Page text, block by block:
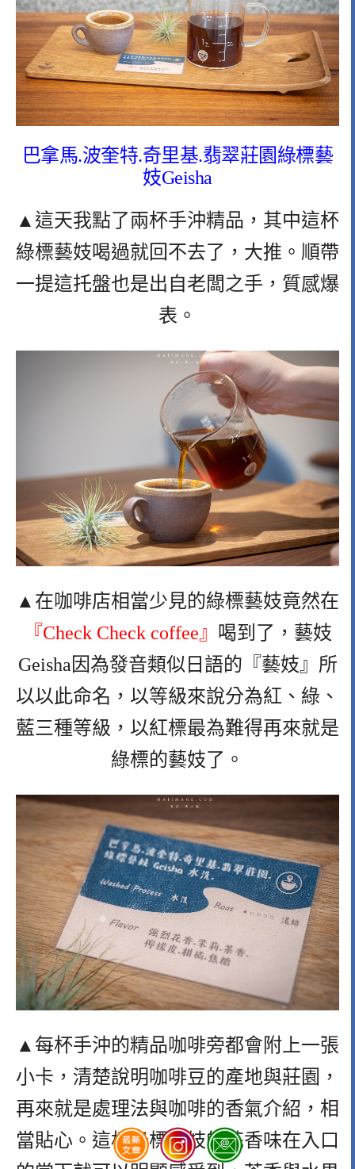
巴拿馬.波奎特.奇里基.翡翠莊園綠標藝
妓Geisha
▲這天我點了兩杯手沖精品，其中這杯
綠標藝妓喝過就回不去了，大推。順帶
一提這托盤也是出自老闆之手，質感爆
表。
▲在咖啡店相當少見的綠標藝妓竟然在
『Check Check coffee』 喝到了，藝妓
Geisha因為發音類似日語的『藝妓』所
以以此命名，以等級來說分為紅、綠、
藍三種等級，以紅標最為難得再來就是
綠標的藝妓了。
▲每杯手沖的精品咖啡旁都會附上一張
小卡，清楚說明咖啡豆的產地與莊園，
再來就是處理法與咖啡的香氣介紹，相
當貼心。這杯綠標藝妓的花香味在入口